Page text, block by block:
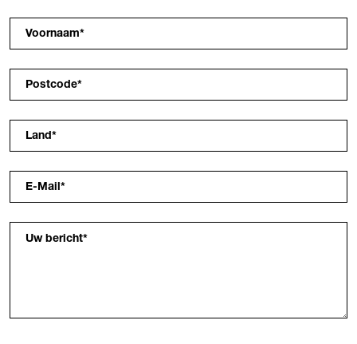
Voornaam*
Postcode*
Land*
E-Mail*
Uw bericht*